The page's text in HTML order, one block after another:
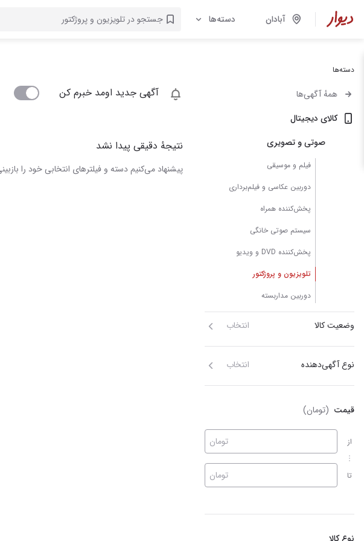
آبادان دسته‌ها
دسته‌ها
همهٔ آگهی‌ها
کالای دیجیتال
صوتی و تصویری
فیلم و موسیقی
دوربین عکاسی و فیلم‌برداری
پخش‌کننده همراه
سیستم صوتی خانگی
پخش‌کننده DVD و ویدیو
تلویزیون و پروژکتور
دوربین مداربسته
وضعیت کالا انتخاب
نوع آگهی‌دهنده انتخاب
قیمت (تومان)
از
تا
تومان
تومان
آگهی جدید اومد خبرم کن
نتیجهٔ دقیقی پیدا نشد
پیشنهاد می‌کنیم دسته و فیلترهای انتخابی خود را